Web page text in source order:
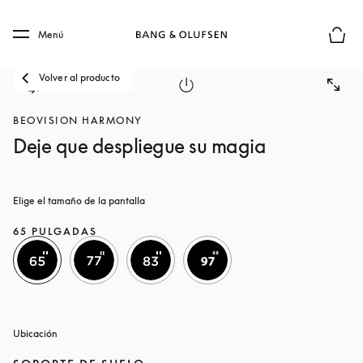
Skip to main footer
Menú
Volver al producto
BEOVISION HARMONY
Deje que despliegue su magia
Elige el tamaño de la pantalla
65 PULGADAS
Ubicación